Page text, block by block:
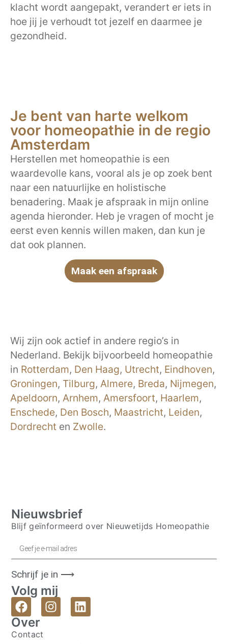
klacht wordt aangepakt, verandert er iets in
hoe jij je verhoudt tot jezelf en daarmee je
gezondheid.
Je bent van harte welkom
voor homeopathie in de regio
Amsterdam
Herstellen met homeopathie is een
waardevolle kans, vooral als je op zoek bent
naar een natuurlijke en holistische
benadering. Maak je afspraak in mijn online
agenda hieronder. Heb je vragen of mocht je
eerst even kennis willen maken, dan kun je
dat ook plannen.
Maak een afspraak
Wij zijn ook actief in andere regio’s in
Nederland. Bekijk bijvoorbeeld homeopathie
in Rotterdam, Den Haag, Utrecht, Eindhoven,
Groningen, Tilburg, Almere, Breda, Nijmegen,
Apeldoorn, Arnhem, Amersfoort, Haarlem,
Enschede, Den Bosch, Maastricht, Leiden,
Dordrecht en Zwolle.
Nieuwsbrief
Blijf geïnformeerd over Nieuwetijds Homeopathie
Schrijf je in ⟶
Volg mij
Over
Contact